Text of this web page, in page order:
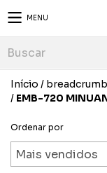
MENU
Início /
/ EMB-720
Ordenar por